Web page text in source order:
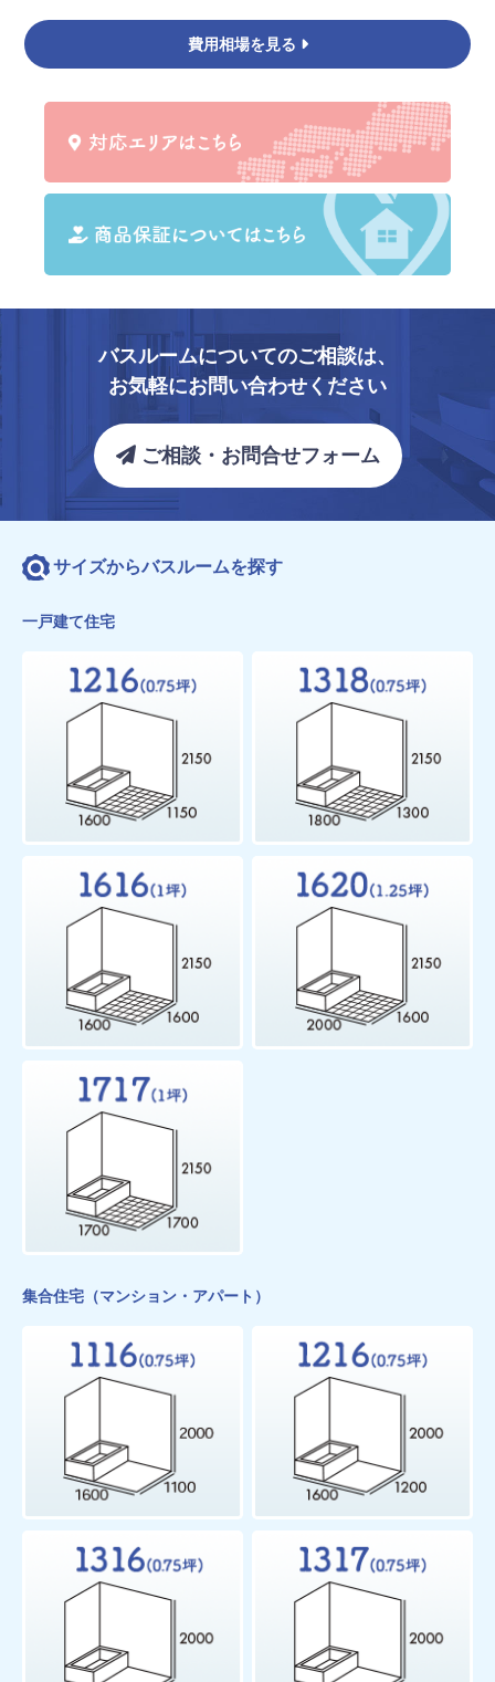
費用相場を見る
バスルームについてのご相談は、
お気軽にお問い合わせください
ご相談・お問合せフォーム
サイズからバスルームを探す
一戸建て住宅
集合住宅（マンション・アパート）